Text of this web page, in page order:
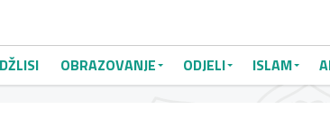
OBRAZOVANJE ODJELI ISLAM